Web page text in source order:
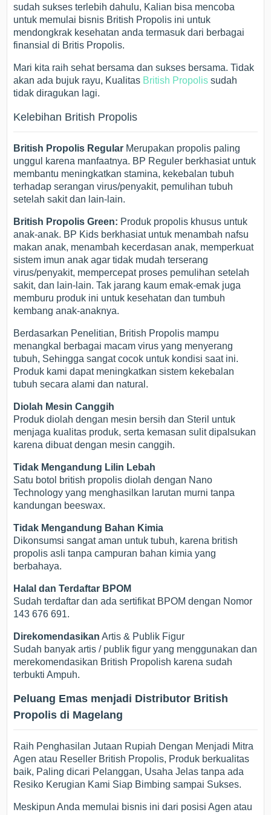
sudah sukses terlebih dahulu, Kalian bisa mencoba
untuk memulai bisnis British Propolis ini untuk
mendongkrak kesehatan anda termasuk dari berbagai
finansial di Britis Propolis.
Mari kita raih sehat bersama dan sukses bersama. Tidak
akan ada bujuk rayu, Kualitas British Propolis sudah
tidak diragukan lagi.
Kelebihan British Propolis
British Propolis Regular Merupakan propolis paling
unggul karena manfaatnya. BP Reguler berkhasiat untuk
membantu meningkatkan stamina, kekebalan tubuh
terhadap serangan virus/penyakit, pemulihan tubuh
setelah sakit dan lain-lain.
British Propolis Green: Produk propolis khusus untuk
anak-anak. BP Kids berkhasiat untuk menambah nafsu
makan anak, menambah kecerdasan anak, memperkuat
sistem imun anak agar tidak mudah terserang
virus/penyakit, mempercepat proses pemulihan setelah
sakit, dan lain-lain. Tak jarang kaum emak-emak juga
memburu produk ini untuk kesehatan dan tumbuh
kembang anak-anaknya.
Berdasarkan Penelitian, British Propolis mampu
menangkal berbagai macam virus yang menyerang
tubuh, Sehingga sangat cocok untuk kondisi saat ini.
Produk kami dapat meningkatkan sistem kekebalan
tubuh secara alami dan natural.
Diolah Mesin Canggih
Produk diolah dengan mesin bersih dan Steril untuk
menjaga kualitas produk, serta kemasan sulit dipalsukan
karena dibuat dengan mesin canggih.
Tidak Mengandung Lilin Lebah
Satu botol british propolis diolah dengan Nano
Technology yang menghasilkan larutan murni tanpa
kandungan beeswax.
Tidak Mengandung Bahan Kimia
Dikonsumsi sangat aman untuk tubuh, karena british
propolis asli tanpa campuran bahan kimia yang
berbahaya.
Halal dan Terdaftar BPOM
Sudah terdaftar dan ada sertifikat BPOM dengan Nomor
143 676 691.
Direkomendasikan Artis & Publik Figur
Sudah banyak artis / publik figur yang menggunakan dan
merekomendasikan British Propolish karena sudah
terbukti Ampuh.
Peluang Emas menjadi Distributor British
Propolis di Magelang
Raih Penghasilan Jutaan Rupiah Dengan Menjadi Mitra
Agen atau Reseller British Propolis, Produk berkualitas
baik, Paling dicari Pelanggan, Usaha Jelas tanpa ada
Resiko Kerugian Kami Siap Bimbing sampai Sukses.
Meskipun Anda memulai bisnis ini dari posisi Agen atau